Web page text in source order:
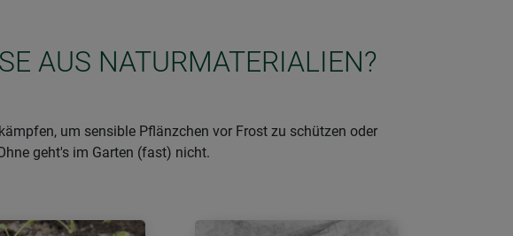
AUS NATURMATERIALIEN?
um sensible Pflänzchen vor Frost zu schützen oder
geht's im Garten (fast) nicht.